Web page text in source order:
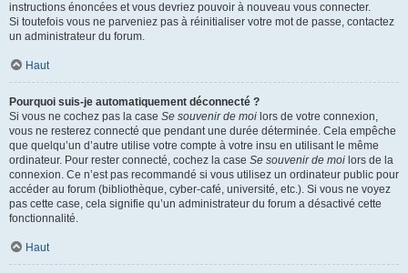
instructions énoncées et vous devriez pouvoir à nouveau vous connecter.
Si toutefois vous ne parveniez pas à réinitialiser votre mot de passe, contactez
un administrateur du forum.
Haut
Pourquoi suis-je automatiquement déconnecté ?
Si vous ne cochez pas la case Se souvenir de moi lors de votre connexion,
vous ne resterez connecté que pendant une durée déterminée. Cela empêche
que quelqu’un d’autre utilise votre compte à votre insu en utilisant le même
ordinateur. Pour rester connecté, cochez la case Se souvenir de moi lors de la
connexion. Ce n’est pas recommandé si vous utilisez un ordinateur public pour
accéder au forum (bibliothèque, cyber-café, université, etc.). Si vous ne voyez
pas cette case, cela signifie qu’un administrateur du forum a désactivé cette
fonctionnalité.
Haut